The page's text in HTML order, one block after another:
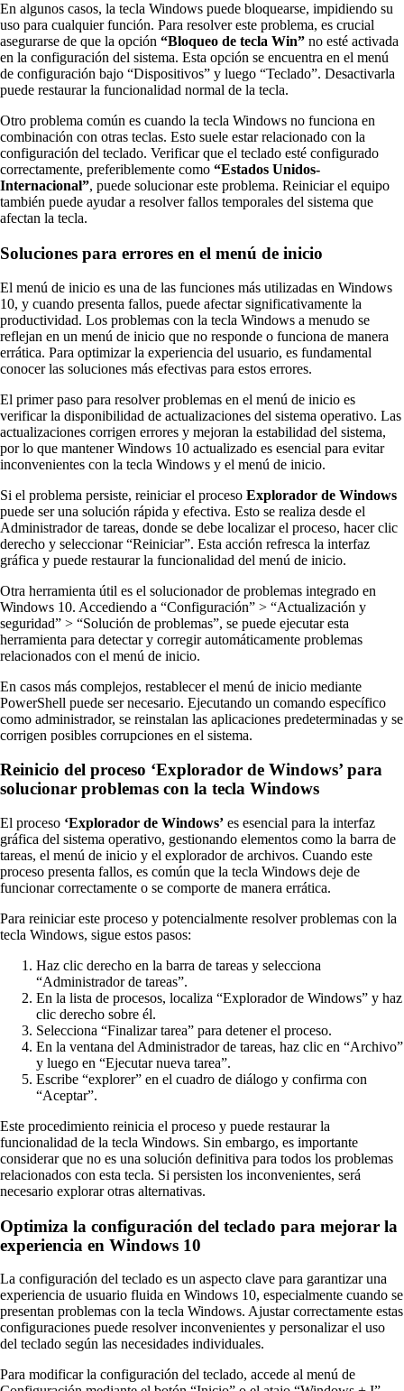
En algunos casos, la tecla Windows puede bloquearse, impidiendo su
uso para cualquier función. Para resolver este problema, es crucial
asegurarse de que la opción “Bloqueo de tecla Win” no esté activada
en la configuración del sistema. Esta opción se encuentra en el menú
de configuración bajo “Dispositivos” y luego “Teclado”. Desactivarla
puede restaurar la funcionalidad normal de la tecla.
Otro problema común es cuando la tecla Windows no funciona en
combinación con otras teclas. Esto suele estar relacionado con la
configuración del teclado. Verificar que el teclado esté configurado
correctamente, preferiblemente como “Estados Unidos-
Internacional”, puede solucionar este problema. Reiniciar el equipo
también puede ayudar a resolver fallos temporales del sistema que
afectan la tecla.
Soluciones para errores en el menú de inicio
El menú de inicio es una de las funciones más utilizadas en Windows
10, y cuando presenta fallos, puede afectar significativamente la
productividad. Los problemas con la tecla Windows a menudo se
reflejan en un menú de inicio que no responde o funciona de manera
errática. Para optimizar la experiencia del usuario, es fundamental
conocer las soluciones más efectivas para estos errores.
El primer paso para resolver problemas en el menú de inicio es
verificar la disponibilidad de actualizaciones del sistema operativo. Las
actualizaciones corrigen errores y mejoran la estabilidad del sistema,
por lo que mantener Windows 10 actualizado es esencial para evitar
inconvenientes con la tecla Windows y el menú de inicio.
Si el problema persiste, reiniciar el proceso Explorador de Windows
puede ser una solución rápida y efectiva. Esto se realiza desde el
Administrador de tareas, donde se debe localizar el proceso, hacer clic
derecho y seleccionar “Reiniciar”. Esta acción refresca la interfaz
gráfica y puede restaurar la funcionalidad del menú de inicio.
Otra herramienta útil es el solucionador de problemas integrado en
Windows 10. Accediendo a “Configuración” > “Actualización y
seguridad” > “Solución de problemas”, se puede ejecutar esta
herramienta para detectar y corregir automáticamente problemas
relacionados con el menú de inicio.
En casos más complejos, restablecer el menú de inicio mediante
PowerShell puede ser necesario. Ejecutando un comando específico
como administrador, se reinstalan las aplicaciones predeterminadas y se
corrigen posibles corrupciones en el sistema.
Reinicio del proceso ‘Explorador de Windows’ para
solucionar problemas con la tecla Windows
El proceso ‘Explorador de Windows’ es esencial para la interfaz
gráfica del sistema operativo, gestionando elementos como la barra de
tareas, el menú de inicio y el explorador de archivos. Cuando este
proceso presenta fallos, es común que la tecla Windows deje de
funcionar correctamente o se comporte de manera errática.
Para reiniciar este proceso y potencialmente resolver problemas con la
tecla Windows, sigue estos pasos:
Haz clic derecho en la barra de tareas y selecciona
“Administrador de tareas”.
En la lista de procesos, localiza “Explorador de Windows” y haz
clic derecho sobre él.
Selecciona “Finalizar tarea” para detener el proceso.
En la ventana del Administrador de tareas, haz clic en “Archivo”
y luego en “Ejecutar nueva tarea”.
Escribe “explorer” en el cuadro de diálogo y confirma con
“Aceptar”.
Este procedimiento reinicia el proceso y puede restaurar la
funcionalidad de la tecla Windows. Sin embargo, es importante
considerar que no es una solución definitiva para todos los problemas
relacionados con esta tecla. Si persisten los inconvenientes, será
necesario explorar otras alternativas.
Optimiza la configuración del teclado para mejorar la
experiencia en Windows 10
La configuración del teclado es un aspecto clave para garantizar una
experiencia de usuario fluida en Windows 10, especialmente cuando se
presentan problemas con la tecla Windows. Ajustar correctamente estas
configuraciones puede resolver inconvenientes y personalizar el uso
del teclado según las necesidades individuales.
Para modificar la configuración del teclado, accede al menú de